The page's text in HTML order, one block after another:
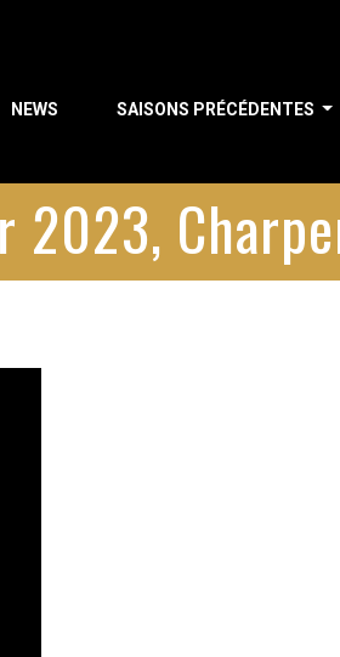
NEWS SAISONS PRÉCÉDENTES
2023,